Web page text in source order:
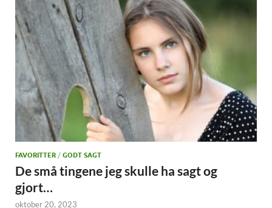
FAVORITTER / GODT SAGT
De små tingene jeg skulle ha sagt og
gjort…
oktober 20, 2023